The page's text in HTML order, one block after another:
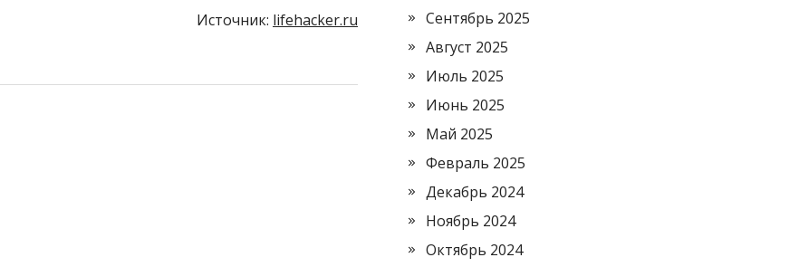
Источник: lifehacker.ru
Сентябрь 2025
Август 2025
Июль 2025
Июнь 2025
Май 2025
Февраль 2025
Декабрь 2024
Ноябрь 2024
Октябрь 2024